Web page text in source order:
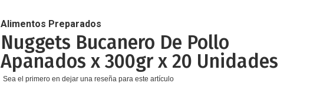
Alimentos Preparados
Nuggets Bucanero De Pollo
Apanados x 300gr x 20 Unidades
Sea el primero en dejar una reseña para este artículo